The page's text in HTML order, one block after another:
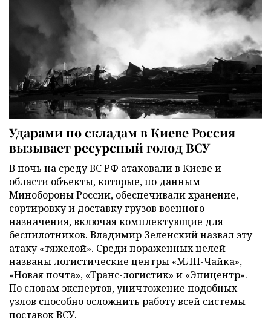
Ударами по складам в Киеве Россия
вызывает ресурсный голод ВСУ
В ночь на среду ВС РФ атаковали в Киеве и
области объекты, которые, по данным
Минобороны России, обеспечивали хранение,
сортировку и доставку грузов военного
назначения, включая комплектующие для
беспилотников. Владимир Зеленский назвал эту
атаку «тяжелой». Среди пораженных целей
названы логистические центры «МЛП-Чайка»,
«Новая почта», «Транс-логистик» и «Эпицентр».
По словам экспертов, уничтожение подобных
узлов способно осложнить работу всей системы
поставок ВСУ.